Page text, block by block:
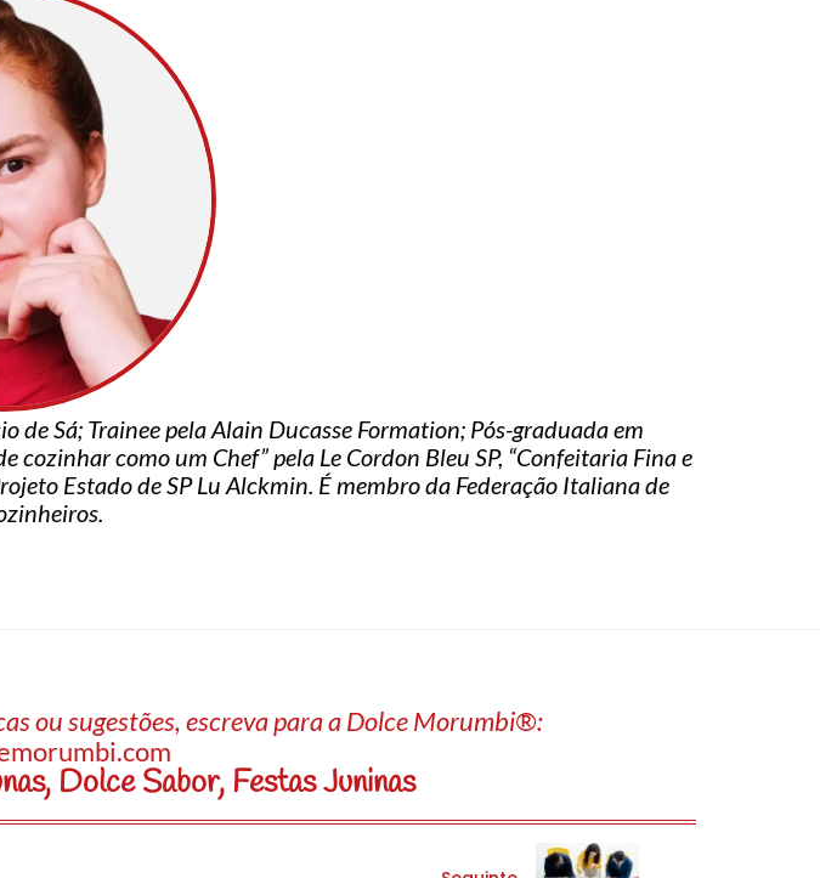
de Sá; Trainee pela Alain Ducasse Formation; Pós-graduada em
cozinhar como um Chef” pela Le Cordon Bleu SP, “Confeitaria Fina e
Estado de SP Lu Alckmin. É membro da Federação Italiana de
ou sugestões, escreva para a Dolce Morumbi®:
, Dolce Sabor, Festas Juninas